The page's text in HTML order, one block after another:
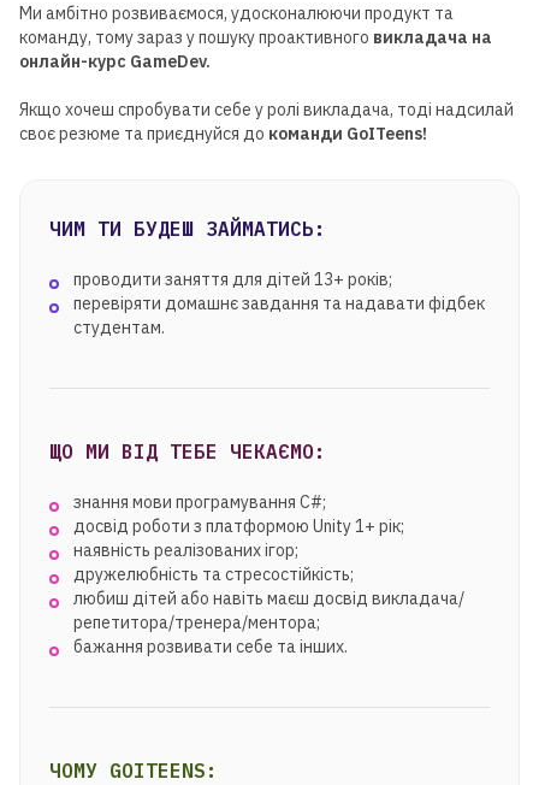
Ми амбітно розвиваємося, удосконалюючи продукт та
команду, тому зараз у пошуку проактивного викладача на
онлайн-курс GameDev.
Якщо хочеш спробувати себе у ролі викладача, тоді надсилай
своє резюме та приєднуйся до команди GoITeens!
ЧИМ ТИ БУДЕШ ЗАЙМАТИСЬ:
проводити заняття для дітей 13+ років;
перевіряти домашнє завдання та надавати фідбек
студентам.
ЩО МИ ВІД ТЕБЕ ЧЕКАЄМО:
знання мови програмування С#;
досвід роботи з платформою Unity 1+ рік;
наявність реалізованих ігор;
дружелюбність та стресостійкість;
любиш дітей або навіть маєш досвід викладача/
репетитора/тренера/ментора;
бажання розвивати себе та інших.
ЧОМУ GOITEENS: